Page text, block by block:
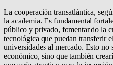
La cooperación transatlántica,
la academia. Es fundamental
público y privado, fomentando la
tecnológica que puedan transferir
universidades al mercado. Esto
económico, sino que también